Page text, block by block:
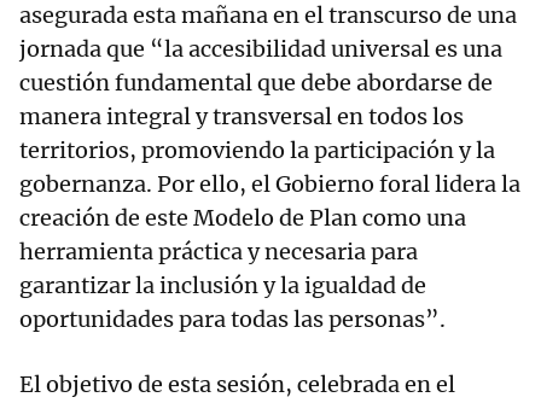
asegurada esta mañana en el transcurso de una
jornada que “la accesibilidad universal es una
cuestión fundamental que debe abordarse de
manera integral y transversal en todos los
territorios, promoviendo la participación y la
gobernanza. Por ello, el Gobierno foral lidera la
creación de este Modelo de Plan como una
herramienta práctica y necesaria para
garantizar la inclusión y la igualdad de
oportunidades para todas las personas”.
El objetivo de esta sesión, celebrada en el